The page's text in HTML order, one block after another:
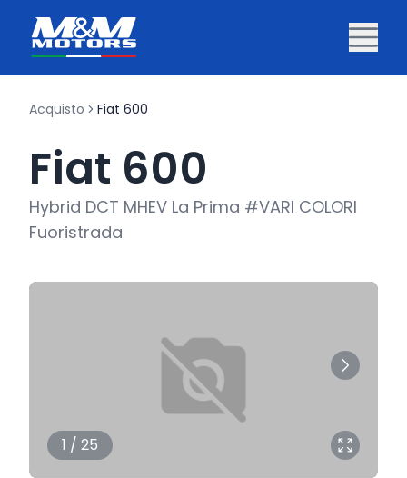
Acquisto Fiat 600
Fiat 600
Hybrid DCT MHEV La Prima #VARI COLORI
Fuoristrada
1 / 25